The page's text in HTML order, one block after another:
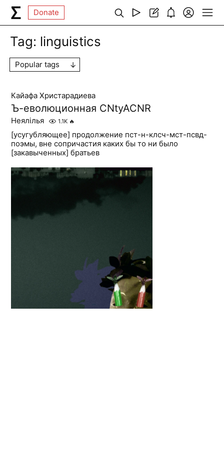
Donate
Tag: linguistics
Popular tags
Кайафа Христарадиева
Ъ-еволюционная CNtyACNR
Неялілья 1.1K 🔥
[усугубляющее] продолжение пст-н-клсч-мст-псвд-
поэмы, вне сопричастия каких бы то ни было
[закавыченных] братьев